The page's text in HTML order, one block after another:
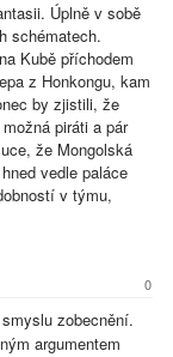
Úplně v sobě
schématech.
Kubě příchodem
z Honkongu, kam
by zjistili, že
piráti a pár
že Mongolská
vedle paláce
v týmu,
0
zobecnění.
argumentem